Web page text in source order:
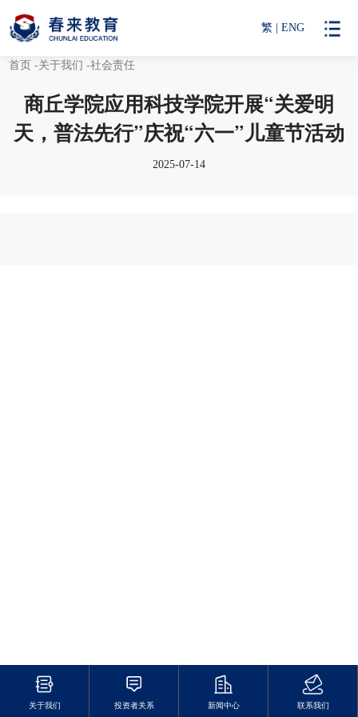
繁 ENG
首页 -关于我们 -社会责任
商丘学院应用科技学院开展“关爱明
天，普法先行”庆祝“六一”儿童节活动
2025-07-14
关于我们 投资者关系 新闻中心 联系我们